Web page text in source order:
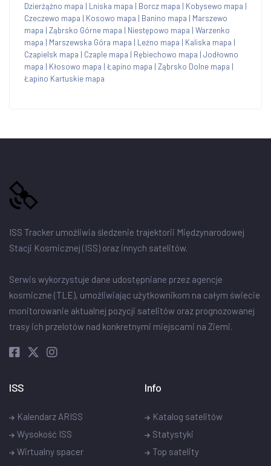
Dzierżążno mapa | Lniska mapa | Borcz mapa | Kobysewo mapa |
Czeczewo mapa | Kosowo mapa | Banino mapa | Marszewo
mapa | Ząbrsko Górne mapa | Niestępowo mapa | Warzenko
mapa | Marszewska Góra mapa | Leźno mapa | Kaliska mapa |
Czapielsk mapa | Czaple mapa | Rębiechowo mapa | Jodłowno
mapa | Kłosowo mapa | Łapino mapa | Ząbrsko Dolne mapa |
Łapino Kartuskie mapa
ISS Tracker umożliwia śledzenie trajektorii Międzynarodowej
Stacji Kosmicznej (ISS) oraz innych satelitów.
Serwis wykorzystuje dane udostępniane przez agencje
kosmiczne (TLE), umożliwiając użytkownikom na całym świecie
monitorowanie aktualnej pozycji satelitów oraz prognozowanej
trasy ich przelotów nad konkretnymi miejscami na Ziemi.
ISS
Kalendarz ARISS
Wysokość ISS
Wirtualny spacer
Info
Katalog satelitów
Statystyki
Top satelity